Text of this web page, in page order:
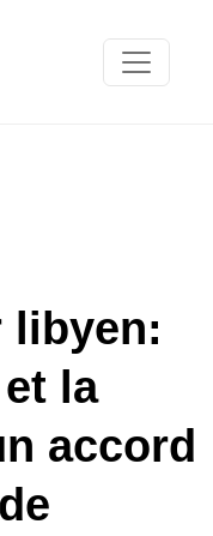
libyen:
la
accord